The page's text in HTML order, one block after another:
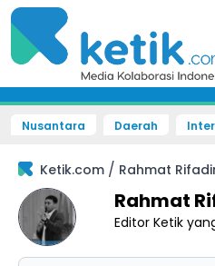
Nusantara Daerah
Ketik.com / Rahmat
Rahmat
Editor Ketik